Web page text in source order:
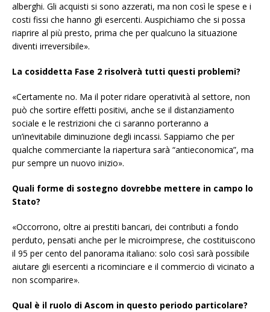
alberghi. Gli acquisti si sono azzerati, ma non così le spese e i
costi fissi che hanno gli esercenti. Auspichiamo che si possa
riaprire al più presto, prima che per qualcuno la situazione
diventi irreversibile».
La cosiddetta Fase 2 risolverà tutti questi problemi?
«Certamente no. Ma il poter ridare operatività al settore, non
può che sortire effetti positivi, anche se il distanziamento
sociale e le restrizioni che ci saranno porteranno a
un’inevitabile diminuzione degli incassi. Sappiamo che per
qualche commerciante la riapertura sarà “antieconomica”, ma
pur sempre un nuovo inizio».
Quali forme di sostegno dovrebbe mettere in campo lo
Stato?
«Occorrono, oltre ai prestiti bancari, dei contributi a fondo
perduto, pensati anche per le microimprese, che costituiscono
il 95 per cento del panorama italiano: solo così sarà possibile
aiutare gli esercenti a ricominciare e il commercio di vicinato a
non scomparire».
Qual è il ruolo di Ascom in questo periodo particolare?